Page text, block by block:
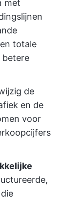
met
totale
betere
de
en de
voor